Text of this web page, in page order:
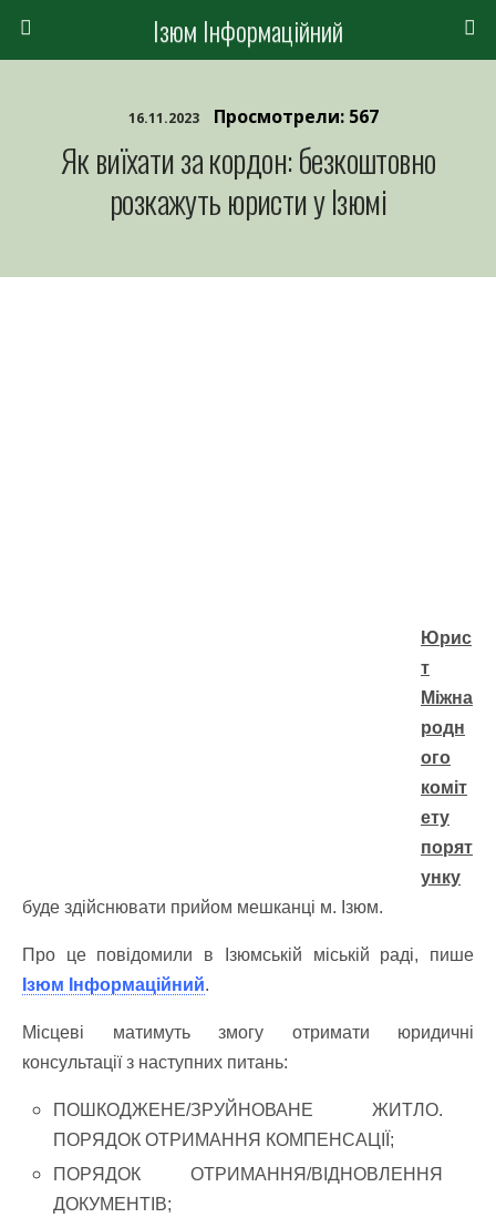
Ізюм Інформаційний
16.11.2023 Просмотрели: 567
Як виїхати за кордон: безкоштовно
розкажуть юристи у Ізюмі
Юрис
т
Міжна
родн
ого
коміт
ету
порят
унку
буде здійснювати прийом мешканці м. Ізюм.
Про це повідомили в Ізюмській міській раді, пише
Ізюм Інформаційний.
Місцеві матимуть змогу отримати юридичні
консультації з наступних питань:
ПОШКОДЖЕНЕ/ЗРУЙНОВАНЕ ЖИТЛО.
ПОРЯДОК ОТРИМАННЯ КОМПЕНСАЦІЇ;
ПОРЯДОК ОТРИМАННЯ/ВІДНОВЛЕННЯ
ДОКУМЕНТІВ;